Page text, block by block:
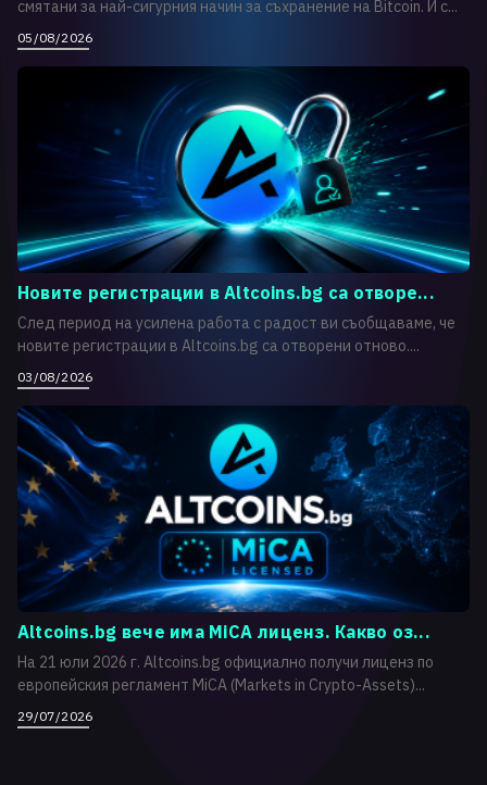
смятани за най-сигурния начин за съхранение на Bitcoin. И с...
05/08/2026
Новите регистрации в Altcoins.bg са отворе...
След период на усилена работа с радост ви съобщаваме, че
новите регистрации в Altcoins.bg са отворени отново....
03/08/2026
Altcoins.bg вече има MiCA лиценз. Какво оз...
На 21 юли 2026 г. Altcoins.bg официално получи лиценз по
европейския регламент MiCA (Markets in Crypto-Assets)...
29/07/2026